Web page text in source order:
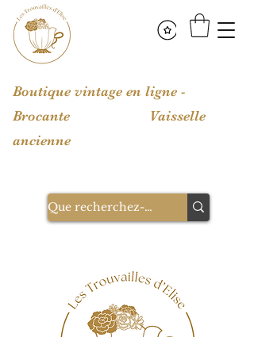
Boutique vintage en ligne -
Brocante Vaisselle
ancienne